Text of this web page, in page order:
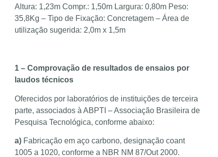
Altura: 1,23m Compr.: 1,50m Largura: 0,80m Peso:
35,8Kg – Tipo de Fixação: Concretagem – Área de
utilização sugerida: 2,0m x 1,5m
1 – Comprovação de resultados de ensaios por
laudos técnicos
Oferecidos por laboratórios de instituições de terceira
parte, associados à ABPTI – Associação Brasileira de
Pesquisa Tecnológica, conforme abaixo:
a) Fabricação em aço carbono, designação coant
1005 a 1020, conforme a NBR NM 87/Out 2000.